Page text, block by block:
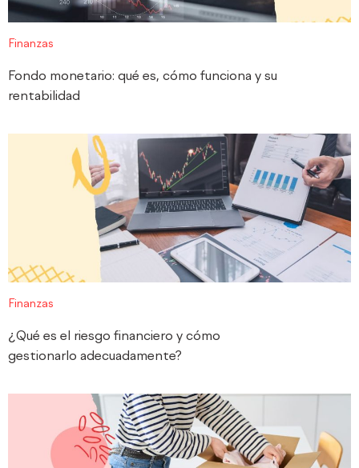
Finanzas
Fondo monetario: qué es, cómo funciona y su
rentabilidad
Finanzas
¿Qué es el riesgo financiero y cómo
gestionarlo adecuadamente?